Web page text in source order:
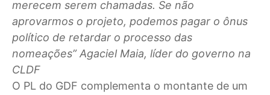
merecem serem chamadas. Se não
aprovarmos o projeto, podemos pagar o ônus
político de retardar o processo das
nomeações”Agaciel Maia, líder do governo na
CLDF
O PL do GDF complementa o montante de um